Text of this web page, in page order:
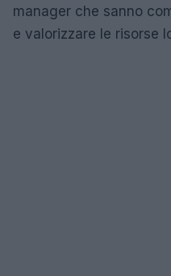
manager che sanno
e valorizzare le risorse